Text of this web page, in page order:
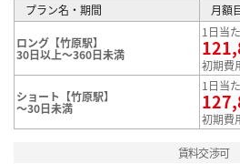
プラン名・期間 月額
ロング【竹原駅】
30日以上～360日未満
1日当
初期費
ショート【竹原駅】
～30日未満
1日当
初期費
賃料交渉可